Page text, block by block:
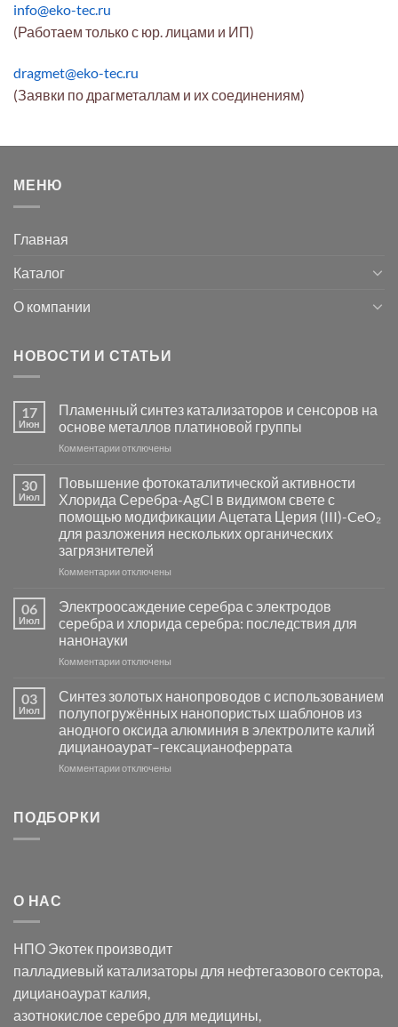
info@eko-tec.ru
(Работаем только с юр. лицами и ИП)
dragmet@eko-tec.ru
(Заявки по драгметаллам и их соединениям)
МЕНЮ
Главная
Каталог
О компании
НОВОСТИ И СТАТЬИ
17
Июн
Пламенный синтез катализаторов и сенсоров на
основе металлов платиновой группы
Комментариик
Пламенный
синтез
катализаторов
и
сенсоров
на
основе
группы
отключены
30
Июл
Повышение фотокаталитической активности
Хлорида Серебра-AgCl в видимом свете с
помощью модификации Ацетата Церия (III)-CeO₂
для разложения нескольких органических
загрязнителей
Комментариик
фотокаталитической
активности
Хлорида
Серебра-
в
видимом
свете
с
помощью
модификации
отключены
06
Июл
Электроосаждение серебра с электродов
серебра и хлорида серебра: последствия для
нанонауки
Комментариик
серебра
с
электродов
серебра
и
отключены
03
Июл
Синтез золотых нанопроводов с использованием
полупогружённых нанопористых шаблонов из
анодного оксида алюминия в электролите калий
дицианоаурат–гексацианоферрата
Комментариик
оксида
в
электролите
калий
дицианоаурат–
отключены
ПОДБОРКИ
О НАС
НПО Экотек производит
палладиевый катализаторы для нефтегазового сектора,
дицианоаурат калия,
азотнокислое серебро для медицины,